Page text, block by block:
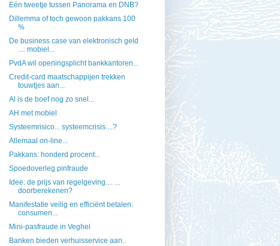
Eén tweetje tussen Panorama en DNB?
Dillemma of toch gewoon pakkans 100
%
De business case van elektronisch geld
.... mobiel...
PvdA wil openingsplicht bankkantoren...
Credit-card maatschappijen trekken
touwtjes aan...
Al is de boef nog zo snel...
AH met mobiel
Systeemrisico... systeemcrisis....?
Allemaal on-line...
Pakkans: honderd procent...
Spoedoverleg pinfraude
Idee: de prijs van regelgeving.... ...
doorberekenen?
Manifestatie veilig en efficiënt betalen:
consumen...
Mini-pasfraude in Veghel
Banken bieden verhuisservice aan..